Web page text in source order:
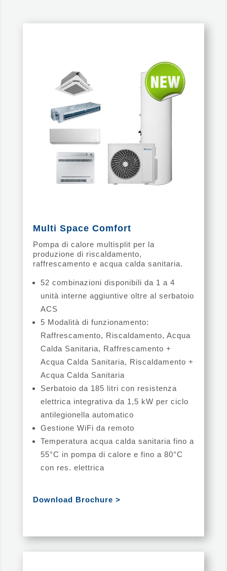
Multi Space Comfort
Pompa di calore multisplit per la
produzione di riscaldamento,
raffrescamento e acqua calda sanitaria.
52 combinazioni disponibili da 1 a 4
unità interne aggiuntive oltre al serbatoio
ACS
5 Modalità di funzionamento:
Raffrescamento, Riscaldamento, Acqua
Calda Sanitaria, Raffrescamento +
Acqua Calda Sanitaria, Riscaldamento +
Acqua Calda Sanitaria
Serbatoio da 185 litri con resistenza
elettrica integrativa da 1,5 kW per ciclo
antilegionella automatico
Gestione WiFi da remoto
Temperatura acqua calda sanitaria fino a
55°C in pompa di calore e fino a 80°C
con res. elettrica
Download Brochure >